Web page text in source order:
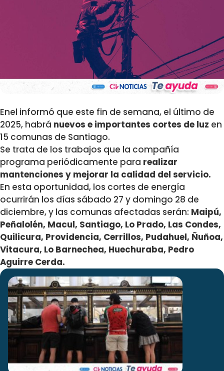
Enel informó que este fin de semana, el último de
2025, habrá nuevos e importantes cortes de luz en
15 comunas de Santiago.
Se trata de los trabajos que la compañía
programa periódicamente para realizar
mantenciones y mejorar la calidad del servicio.
En esta oportunidad, los cortes de energía
ocurrirán los días sábado 27 y domingo 28 de
diciembre, y las comunas afectadas serán: Maipú,
Peñalolén, Macul, Santiago, Lo Prado, Las Condes,
Quilicura, Providencia, Cerrillos, Pudahuel, Ñuñoa,
Vitacura, Lo Barnechea, Huechuraba, Pedro
Aguirre Cerda.